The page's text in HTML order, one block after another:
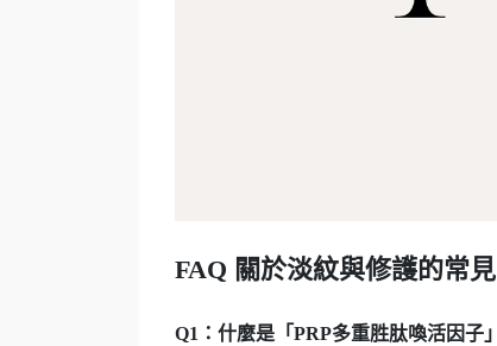
FAQ 關於淡紋與修護的常
Q1 ：什麼是「PRP多重胜肽喚活因子